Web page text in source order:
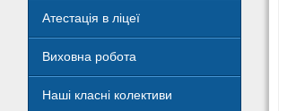
Атестація в ліцеї
Виховна робота
Наші класні колективи